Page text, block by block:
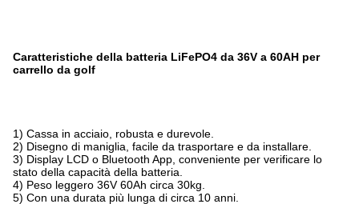
Caratteristiche della batteria LiFePO4 da 36V a 60AH per
carrello da golf
1) Cassa in acciaio, robusta e durevole.
2) Disegno di maniglia, facile da trasportare e da installare.
3) Display LCD o Bluetooth App, conveniente per verificare lo
stato della capacità della batteria.
4) Peso leggero 36V 60Ah circa 30kg.
5) Con una durata più lunga di circa 10 anni.